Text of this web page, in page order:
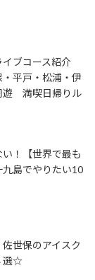
ブコース紹介
・平戸・松浦・伊
遊 満喫日帰りル
！【世界で最も
島でやりたい10
世保のアイスク
選☆